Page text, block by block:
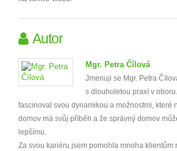
Autor
Mgr. Petra Čílová
Jmenuji se Mgr. Petra
s dlouholetou praxí v
fascinoval svou dynamikou a možnostmi, které
domov má svůj příběh a že správný domov
lepšímu.
Za svou kariéru jsem pomohla mnoha klientům